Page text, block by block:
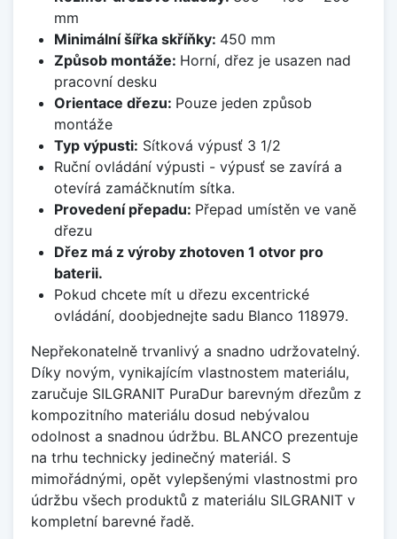
mm
Minimální šířka skříňky: 450 mm
Způsob montáže: Horní, dřez je usazen nad
pracovní desku
Orientace dřezu: Pouze jeden způsob
montáže
Typ výpusti: Sítková výpusť 3 1/2
Ruční ovládání výpusti - výpusť se zavírá a
otevírá zamáčknutím sítka.
Provedení přepadu: Přepad umístěn ve vaně
dřezu
Dřez má z výroby zhotoven 1 otvor pro
baterii.
Pokud chcete mít u dřezu excentrické
ovládání, doobjednejte sadu Blanco 118979.
Nepřekonatelně trvanlivý a snadno udržovatelný.
Díky novým, vynikajícím vlastnostem materiálu,
zaručuje SILGRANIT PuraDur barevným dřezům z
kompozitního materiálu dosud nebývalou
odolnost a snadnou údržbu. BLANCO prezentuje
na trhu technicky jedinečný materiál. S
mimořádnými, opět vylepšenými vlastnostmi pro
údržbu všech produktů z materiálu SILGRANIT v
kompletní barevné řadě.